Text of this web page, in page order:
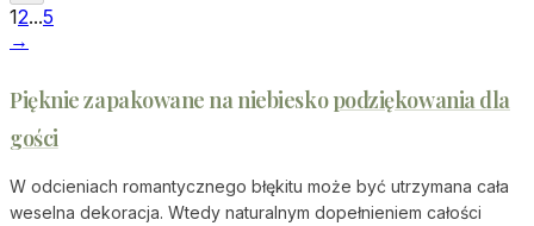
12...5
→
Pięknie zapakowane na niebieskopodziękowania dla
gości
W odcieniach romantycznego błękitu może być utrzymana cała
weselna dekoracja. Wtedy naturalnym dopełnieniem całości